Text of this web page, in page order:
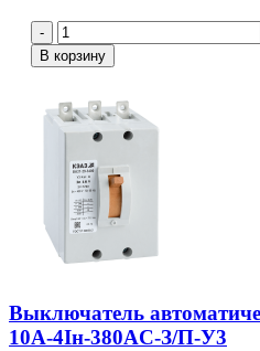
-
В корзину
Выключатель
10А-4Iн-380AC-З/П-У3